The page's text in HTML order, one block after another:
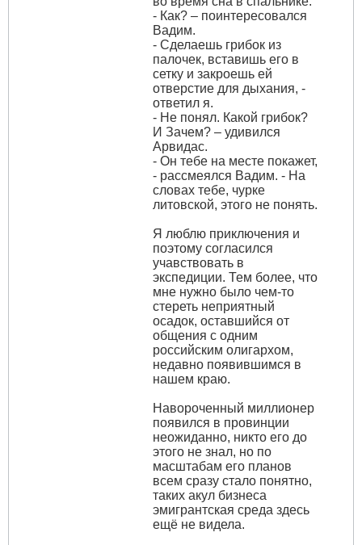
- Как? – поинтересовался
Вадим.
- Сделаешь грибок из
палочек, вставишь его в
сетку и закроешь ей
отверстие для дыхания, -
ответил я.
- Не понял. Какой грибок?
И Зачем? – удивился
Арвидас.
- Он тебе на месте покажет,
- рассмеялся Вадим. - На
словах тебе, чурке
литовской, этого не понять.
Я люблю приключения и
поэтому согласился
учавствовать в
экспедиции. Тем более, что
мне нужно было чем-то
стереть неприятный
осадок, оставшийся от
общения с одним
российским олигархом,
недавно появившимся в
нашем краю.
Навороченный миллионер
появился в провинции
неожиданно, никто его до
этого не знал, но по
масштабам его планов
всем сразу стало понятно,
таких акул бизнеса
эмигрантская среда здесь
ещё не видела.